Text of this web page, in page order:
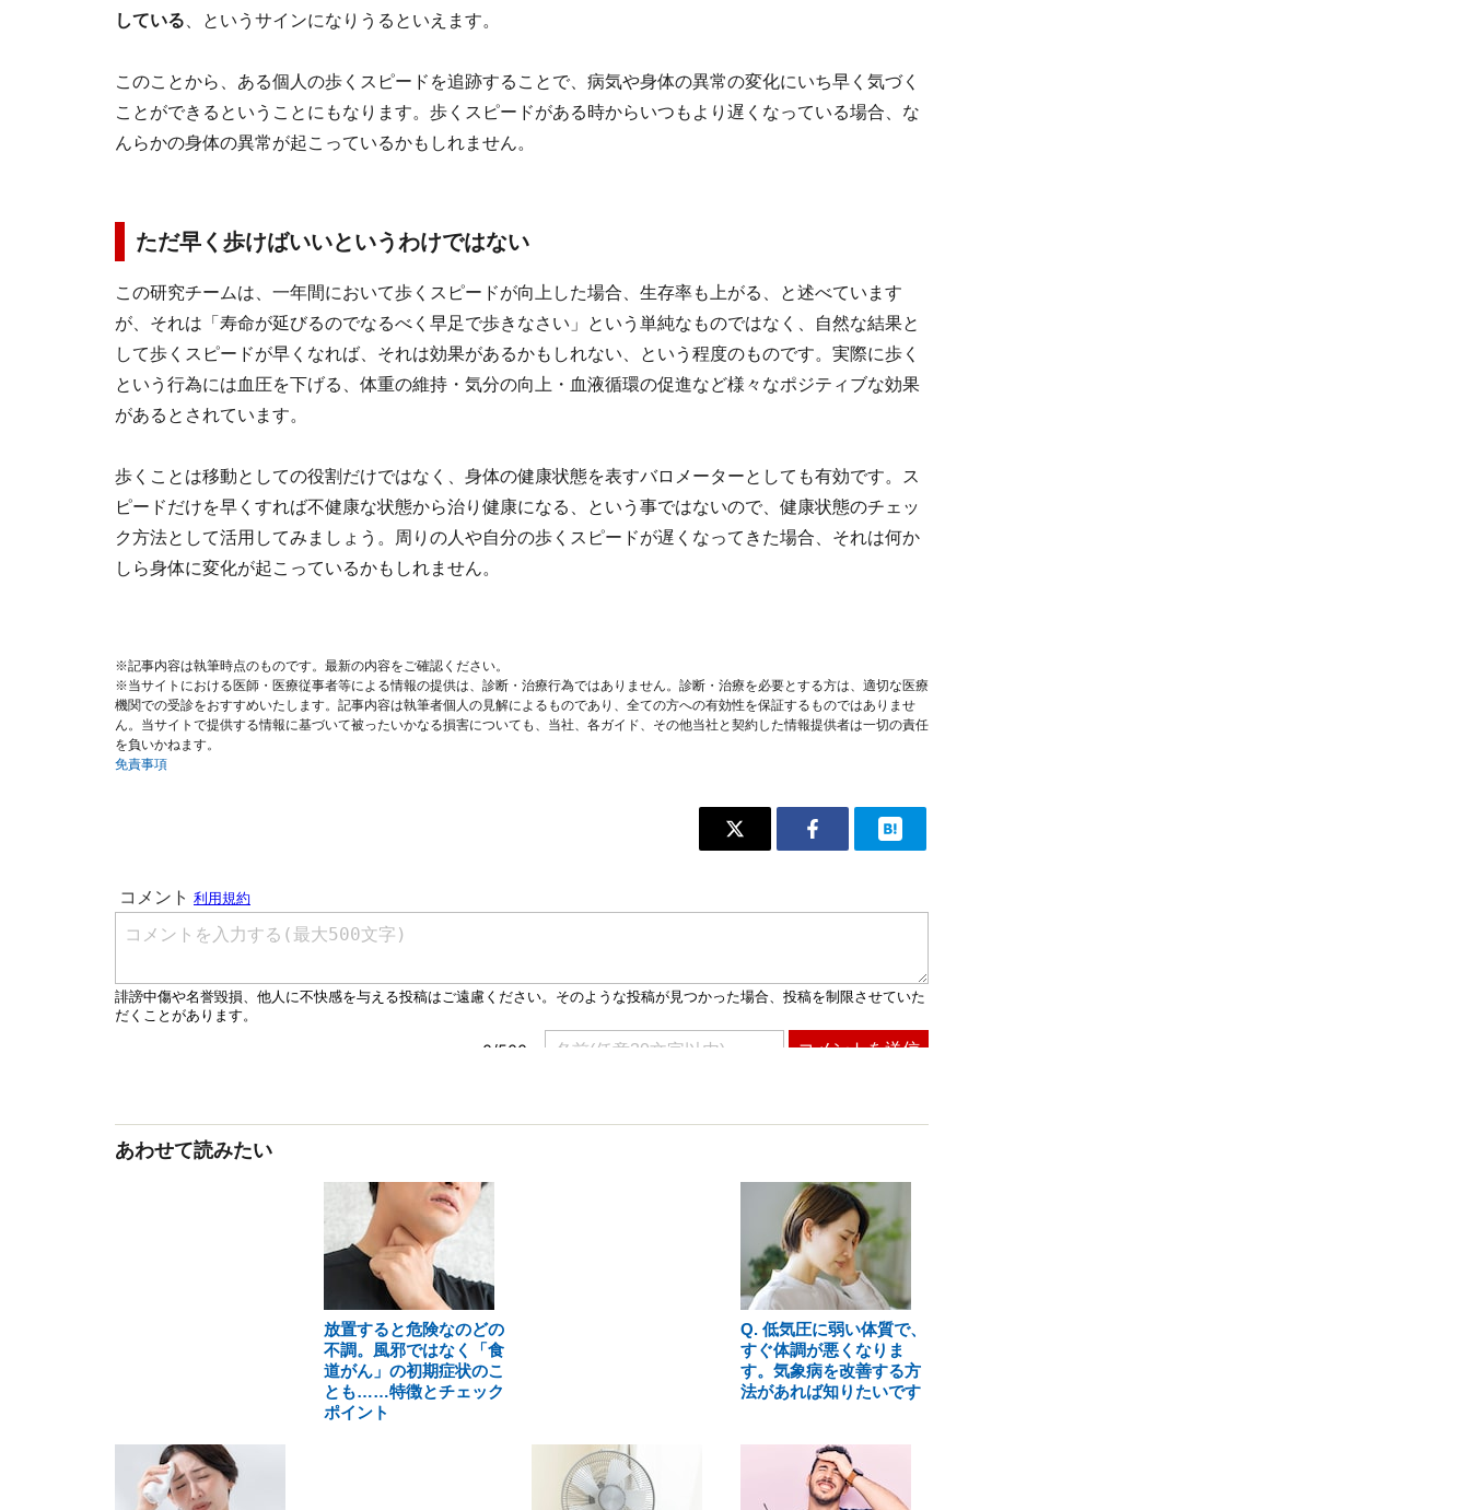
している 、というサインになりうるといえます。
このことから、ある個人の歩くスピードを追跡することで、病気や身体の異常の変化にいち早く気づく
ことができるということにもなります。歩くスピードがある時からいつもより遅くなっている場合、な
んらかの身体の異常が起こっているかもしれません。
ただ早く歩けばいいというわけではない
この研究チームは、一年間において歩くスピードが向上した場合、生存率も上がる、と述べています
が、それは「寿命が延びるのでなるべく早足で歩きなさい」という単純なものではなく、自然な結果と
して歩くスピードが早くなれば、それは効果があるかもしれない、という程度のものです。実際に歩く
という行為には血圧を下げる、体重の維持・気分の向上・血液循環の促進など様々なポジティブな効果
があるとされています。
歩くことは移動としての役割だけではなく、身体の健康状態を表すバロメーターとしても有効です。ス
ピードだけを早くすれば不健康な状態から治り健康になる、という事ではないので、健康状態のチェッ
ク方法として活用してみましょう。周りの人や自分の歩くスピードが遅くなってきた場合、それは何か
しら身体に変化が起こっているかもしれません。
※記事内容は執筆時点のものです。最新の内容をご確認ください。
※当サイトにおける医師・医療従事者等による情報の提供は、診断・治療行為ではありません。診断・治療を必要とする方は、適切な医療
機関での受診をおすすめいたします。記事内容は執筆者個人の見解によるものであり、全ての方への有効性を保証するものではありませ
ん。当サイトで提供する情報に基づいて被ったいかなる損害についても、当社、各ガイド、その他当社と契約した情報提供者は一切の責任
を負いかねます。
免責事項
あわせて読みたい
放置すると危険なのどの
不調。風邪ではなく「食
道がん」の初期症状のこ
とも……特徴とチェック
ポイント
Q. 低気圧に弱い体質で、
すぐ体調が悪くなりま
す。気象病を改善する方
法があれば知りたいです